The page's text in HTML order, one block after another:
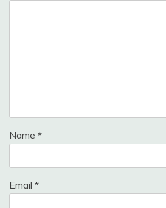
Name *
Email *